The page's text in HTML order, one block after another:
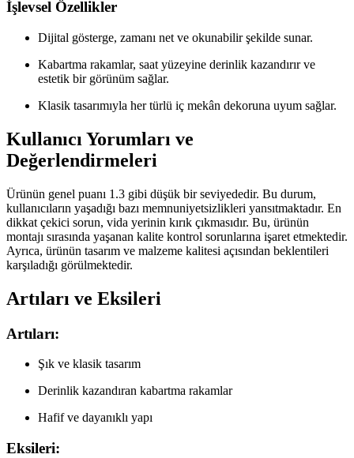
İşlevsel Özellikler
Dijital gösterge, zamanı net ve okunabilir şekilde sunar.
Kabartma rakamlar, saat yüzeyine derinlik kazandırır ve
estetik bir görünüm sağlar.
Klasik tasarımıyla her türlü iç mekân dekoruna uyum sağlar.
Kullanıcı Yorumları ve
Değerlendirmeleri
Ürünün genel puanı 1.3 gibi düşük bir seviyededir. Bu durum,
kullanıcıların yaşadığı bazı memnuniyetsizlikleri yansıtmaktadır. En
dikkat çekici sorun, vida yerinin kırık çıkmasıdır. Bu, ürünün
montajı sırasında yaşanan kalite kontrol sorunlarına işaret etmektedir.
Ayrıca, ürünün tasarım ve malzeme kalitesi açısından beklentileri
karşıladığı görülmektedir.
Artıları ve Eksileri
Artıları:
Şık ve klasik tasarım
Derinlik kazandıran kabartma rakamlar
Hafif ve dayanıklı yapı
Eksileri: